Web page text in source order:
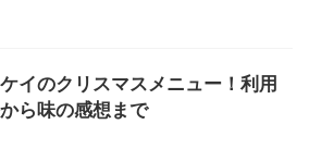
イのクリスマスメニュー！利用
ら味の感想まで